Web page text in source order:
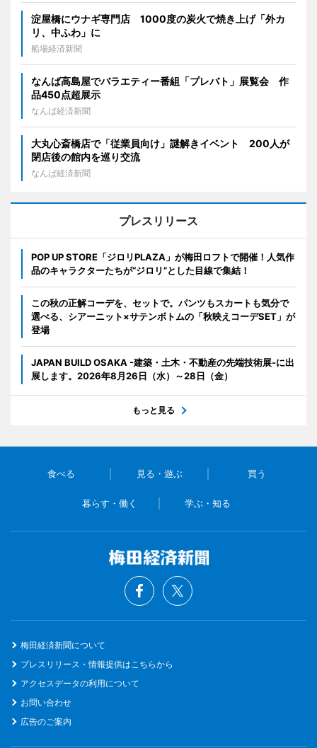
淀屋橋にウナギ専門店 1000度の炭火で焼き上げ「外カ
リ、中ふわ」に
船場経済新聞
なんば高島屋でバラエティー番組「プレバト」展覧会 作
品450点超展示
なんば経済新聞
大丸心斎橋店で「従業員向け」謎解きイベント 200人が
閉店後の館内を巡り交流
なんば経済新聞
プレスリリース
POP UP STORE「ジロリPLAZA」が梅田ロフトで開催！人気作
品のキャラクターたちが“ジロリ”とした目線で集結！
この秋の正解コーデを、セットで。パンツもスカートも気分で
選べる、シアーニット×サテンボトムの「秋映えコーデSET」が
登場
JAPAN BUILD OSAKA -建築・土木・不動産の先端技術展-に出
展します。2026年8月26日（水）～28日（金）
もっと見る
食べる 見る・遊ぶ 買う
暮らす・働く 学ぶ・知る
梅田経済新聞について
プレスリリース・情報提供はこちらから
アクセスデータの利用について
お問い合わせ
広告のご案内